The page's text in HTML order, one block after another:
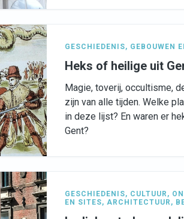
GESCHIEDENIS, GEBOUWEN
Heks of heilige uit
Magie, toverij, occultisme,
zijn van alle tijden. Welke
in deze lijst? En waren er
Gent?
GESCHIEDENIS, CULTUUR ,
EN SITES, ARCHITECTUUR ,